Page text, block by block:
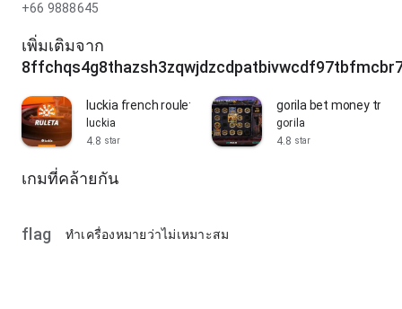
+66 9888645
เพิ่มเติมจาก
luckia french roulette
luckia
4.8 star
gorila bet money train
gorila
4.8 star
เกมที่คล้ายกัน
flag ทำเครื่องหมายว่าไม่เหมาะสม